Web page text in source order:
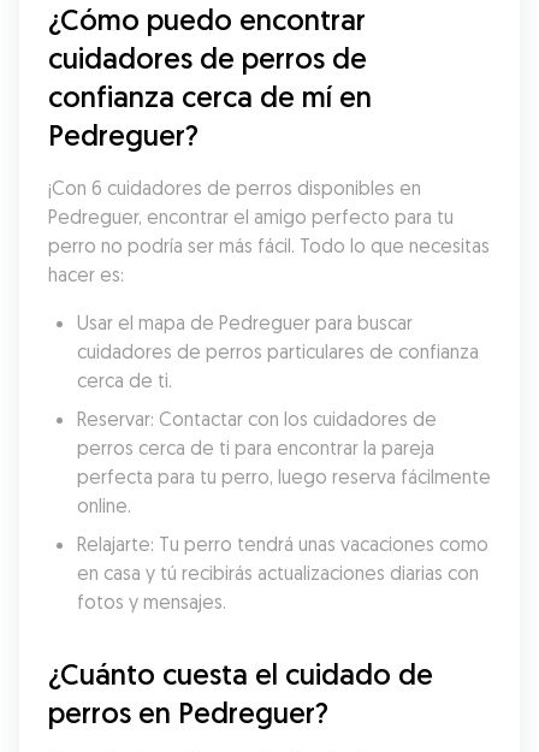
¿Cómo puedo encontrar
cuidadores de perros de
confianza cerca de mí en
Pedreguer?
¡Con 6 cuidadores de perros disponibles en
Pedreguer, encontrar el amigo perfecto para tu
perro no podría ser más fácil. Todo lo que necesitas
hacer es:
Usar el mapa de Pedreguer para buscar
cuidadores de perros particulares de confianza
cerca de ti.
Reservar: Contactar con los cuidadores de
perros cerca de ti para encontrar la pareja
perfecta para tu perro, luego reserva fácilmente
online.
Relajarte: Tu perro tendrá unas vacaciones como
en casa y tú recibirás actualizaciones diarias con
fotos y mensajes.
¿Cuánto cuesta el cuidado de
perros en Pedreguer?